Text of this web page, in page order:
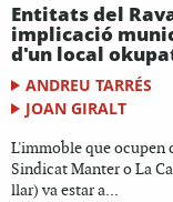
Entitats del
implicació
d'un local
ANDREU TARRÉS
JOAN GIRALT
L'immoble que ocupen
Sindicat Manter o La
llar) va estar a...